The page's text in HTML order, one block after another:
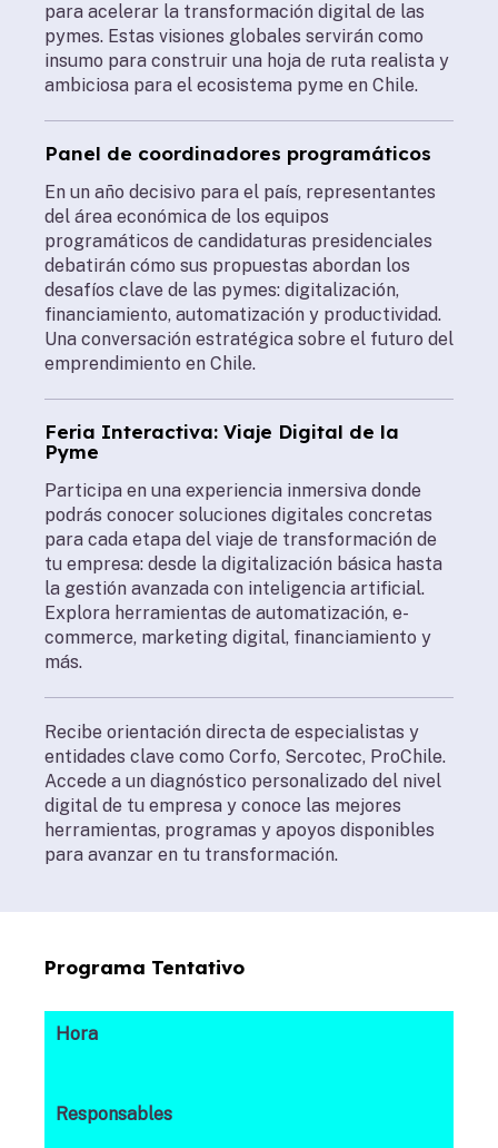
para acelerar la transformación digital de las
pymes. Estas visiones globales servirán como
insumo para construir una hoja de ruta realista y
ambiciosa para el ecosistema pyme en Chile.
Panel de coordinadores programáticos
En un año decisivo para el país, representantes
del área económica de los equipos
programáticos de candidaturas presidenciales
debatirán cómo sus propuestas abordan los
desafíos clave de las pymes: digitalización,
financiamiento, automatización y productividad.
Una conversación estratégica sobre el futuro del
emprendimiento en Chile.
Feria Interactiva: Viaje Digital de la
Pyme
Participa en una experiencia inmersiva donde
podrás conocer soluciones digitales concretas
para cada etapa del viaje de transformación de
tu empresa: desde la digitalización básica hasta
la gestión avanzada con inteligencia artificial.
Explora herramientas de automatización, e-
commerce, marketing digital, financiamiento y
más.
Recibe orientación directa de especialistas y
entidades clave como Corfo, Sercotec, ProChile.
Accede a un diagnóstico personalizado del nivel
digital de tu empresa y conoce las mejores
herramientas, programas y apoyos disponibles
para avanzar en tu transformación.
Programa Tentativo
Hora
Responsables